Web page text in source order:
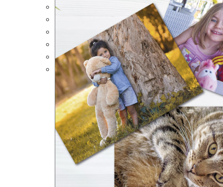
Peluches Personalizados
Portalápices Personalizados
Puzles Personalizados
Juegos de Mesa
Alfombrillas Personalizadas
Lámparas LED